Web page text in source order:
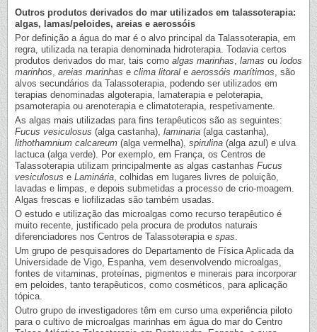
Outros produtos derivados do mar utilizados em talassoterapia:
algas, lamas/peloides, areias e aerossóis
Por definição a água do mar é o alvo principal da Talassoterapia, em
regra, utilizada na terapia denominada hidroterapia. Todavia certos
produtos derivados do mar, tais como algas marinhas lamas ou lodos
marinhos areias marinhas e clima litoral e aerossóis marítimos , são
alvos secundários da Talassoterapia, podendo ser utilizados em
terapias denominadas algoterapia, lamaterapia e peloterapia,
psamoterapia ou arenoterapia e climatoterapia, respetivamente.
As algas mais utilizadas para fins terapêuticos são as seguintes:
Fucus vesiculosus (alga castanha), laminaria (alga castanha),
lithothamnium calcareum (alga vermelha), spirulina (alga azul) e ulva
lactuca (alga verde). Por exemplo, em França, os Centros de
Talassoterapia utilizam principalmente as algas castanhas Fucus
vesiculosus e Laminária , colhidas em lugares livres de poluição,
lavadas e limpas, e depois submetidas a processo de crio-moagem.
Algas frescas e liofilizadas são também usadas.
O estudo e utilização das microalgas como recurso terapêutico é
muito recente, justificado pela procura de produtos naturais
diferenciadores nos Centros de Talassoterapia e spas
Um grupo de pesquisadores do Departamento de Física Aplicada da
Universidade de Vigo, Espanha, vem desenvolvendo microalgas,
fontes de vitaminas, proteínas, pigmentos e minerais para incorporar
em peloides, tanto terapêuticos, como cosméticos, para aplicação
tópica.
Outro grupo de investigadores têm em curso uma experiência piloto
para o cultivo de microalgas marinhas em água do mar do Centro